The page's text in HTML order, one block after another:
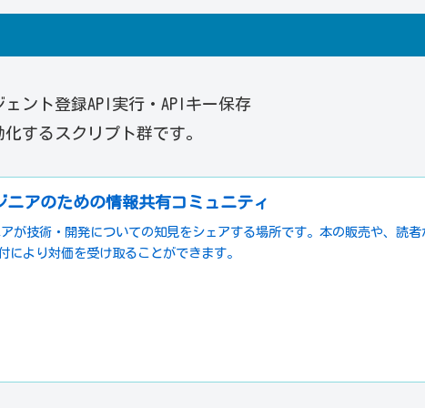
ント登録API実行・APIキー保存
するスクリプト群です。
ニアのための情報共有コミュニティ
が技術・開発についての知見をシェアする場所です。本の販売や、読者
により対価を受け取ることができます。